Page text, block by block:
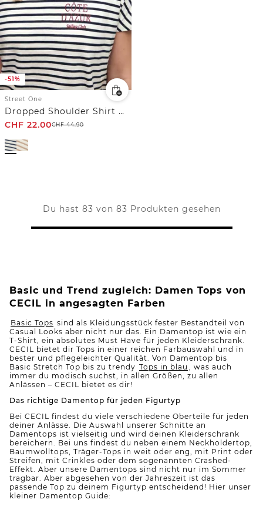
-51%
Street One
Dropped Shoulder Shirt mit Streifen
CHF 22.00CHF44.90
Du hast 83 von 83 Produkten gesehen
Basic und Trend zugleich: Damen Tops von
CECIL in angesagten Farben
Basic Tops sind als Kleidungsstück fester Bestandteil von
Casual Looks aber nicht nur das. Ein Damentop ist wie ein
T-Shirt, ein absolutes Must Have für jeden Kleiderschrank.
CECIL bietet dir Tops in einer reichen Farbauswahl und in
bester und pflegeleichter Qualität. Von Damentop bis
Basic Stretch Top bis zu trendy Tops in blau
, was auch
immer du modisch suchst, in allen Größen, zu allen
Anlässen – CECIL bietet es dir!
Das richtige Damentop für jeden Figurtyp
Bei CECIL findest du viele verschiedene Oberteile für jeden
deiner Anlässe. Die Auswahl unserer Schnitte an
Damentops ist vielseitig und wird deinen Kleiderschrank
bereichern. Bei uns findest du neben einem Neckholdertop,
Baumwolltops, Träger-Tops in weit oder eng, mit Print oder
Streifen, mit Crinkles oder dem sogenannten Crashed-
Effekt. Aber unsere Damentops sind nicht nur im Sommer
tragbar. Aber abgesehen von der Jahreszeit ist das
passende Top zu deinem Figurtyp entscheidend! Hier unser
kleiner Damentop Guide: